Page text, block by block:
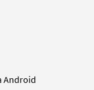
Android